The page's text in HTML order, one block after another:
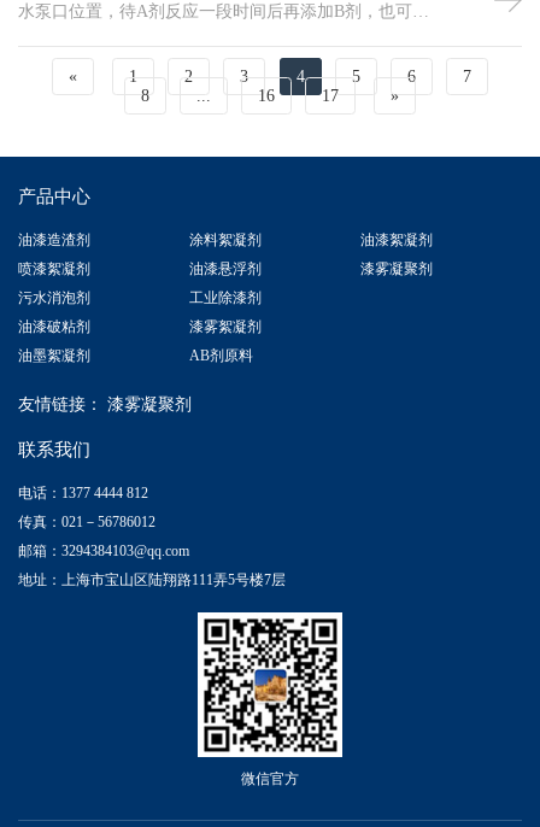
水泵口位置，待A剂反应一段时间后再添加B剂，也可通
过事先在水帘中添加A剂，然后正常喷漆，待下班前再添
加B剂。2、计量泵添加。当在喷漆房循环水水量较大或
« 1 2 3 4 5 6
7
8
... 16 17 »
产品中心
油漆造渣剂
喷漆絮凝剂
污水消泡剂
油漆破粘剂
油墨絮凝剂
涂料絮凝剂
油漆悬浮剂
工业除漆剂
漆雾絮凝剂
AB剂原料
油漆絮凝剂
漆雾凝聚剂
友情链接： 漆雾凝聚剂
联系我们
电话：1377 4444 812
传真：021－56786012
邮箱：3294384103@qq.com
地址：上海市宝山区陆翔路111弄5号楼7层
微信官方